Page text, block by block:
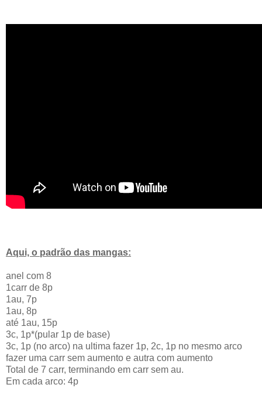
Aqui, o padrão das mangas:
anel com 8
1carr de 8p
1au, 7p
1au, 8p
até 1au, 15p
3c, 1p*(pular 1p de base)
3c, 1p (no arco) na ultima fazer 1p, 2c, 1p no mesmo arco
fazer uma carr sem aumento e autra com aumento
Total de 7 carr, terminando em carr sem au.
Em cada arco: 4p